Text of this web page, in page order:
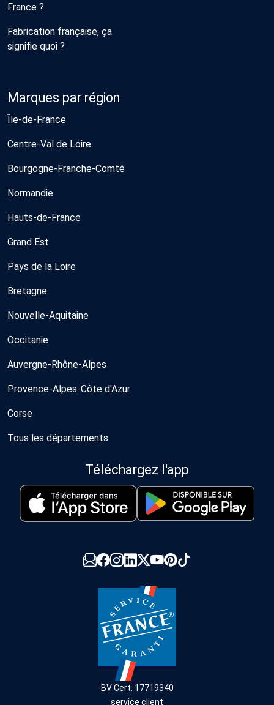
France ?
Fabrication française, ça
signifie quoi ?
Marques par région
Île-de-France
Centre-Val de Loire
Bourgogne-Franche-Comté
Normandie
Hauts-de-France
Grand Est
Pays de la Loire
Bretagne
Nouvelle-Aquitaine
Occitanie
Auvergne-Rhône-Alpes
Provence-Alpes-Côte d'Azur
Corse
Tous les départements
Téléchargez l'app
BV Cert. 17719340
service client